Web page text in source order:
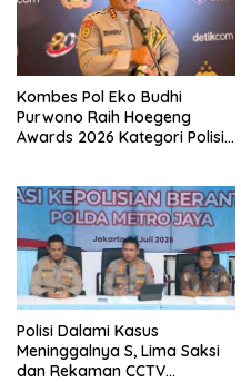
Kombes Pol Eko Budhi
Purwono Raih Hoegeng
Awards 2026 Kategori Polisi
Polisi Dalami Kasus
Meninggalnya S, Lima Saksi
dan Rekaman CCTV